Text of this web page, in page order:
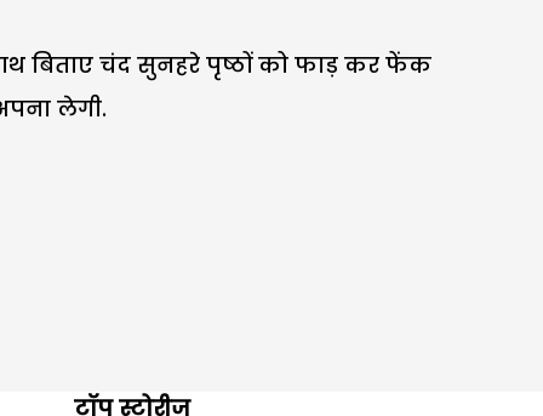
बिताए चंद सुनहरे पृष्ठों को फाड़ कर फेंक
लेगी.
टॉप स्टोरीज